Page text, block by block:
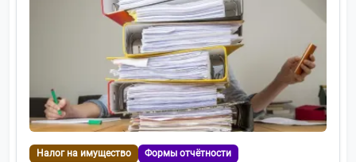
Налог на имущество Формы отчётности
Главная